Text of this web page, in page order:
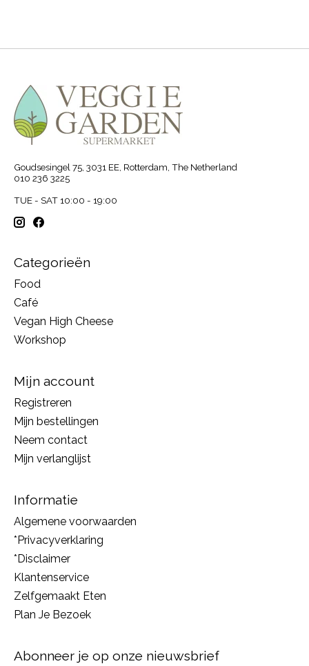
Goudsesingel 75, 3031 EE, Rotterdam, The Netherland
010 236 3225
TUE - SAT 10:00 - 19:00
Categorieën
Food
Café
Vegan High Cheese
Workshop
Mijn account
Registreren
Mijn bestellingen
Neem contact
Mijn verlanglijst
Informatie
Algemene voorwaarden
*Privacyverklaring
*Disclaimer
Klantenservice
Zelfgemaakt Eten
Plan Je Bezoek
Abonneer je op onze nieuwsbrief